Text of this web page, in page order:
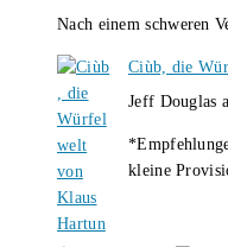
Nach einem schweren
Ciùb, die
Jeff Douglas
kleine